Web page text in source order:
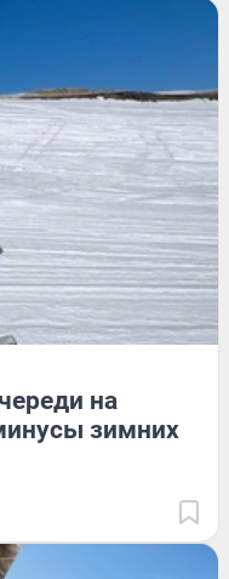
на
зимних